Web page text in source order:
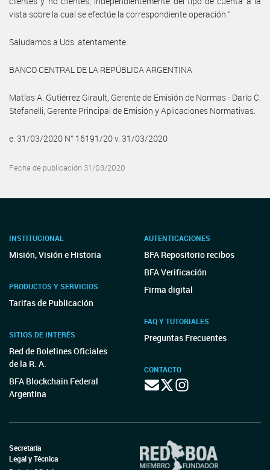
vista sobre la cual se efectúe la correspondiente operación.”
Saludamos a Uds. atentamente.
BANCO CENTRAL DE LA REPÚBLICA ARGENTINA
Matías A. Gutiérrez Girault, Gerente de Emisión de Normas - Darío C.
Stefanelli, Gerente Principal de Emisión y Aplicaciones Normativas.
e. 31/03/2020 N° 16191/20 v. 31/03/2020
Fecha de publicación 31/03/2020
INSTITUCIONAL
Misión, Visión e Historia
PRODUCTOS Y SERVICIOS
Tarifas de Publicación
SITIOS DE INTERÉS
Red de Boletines Oficiales
de la R. A.
BFA Blockchain Federal
Argentina
AUTENTICACIONES
BFA Repositorio recibos
BFA Verificación
Firma digital
FAQ Y TUTORIALES
Preguntas Frecuentes
CONTACTO
Secretaría
Legal y Técnica